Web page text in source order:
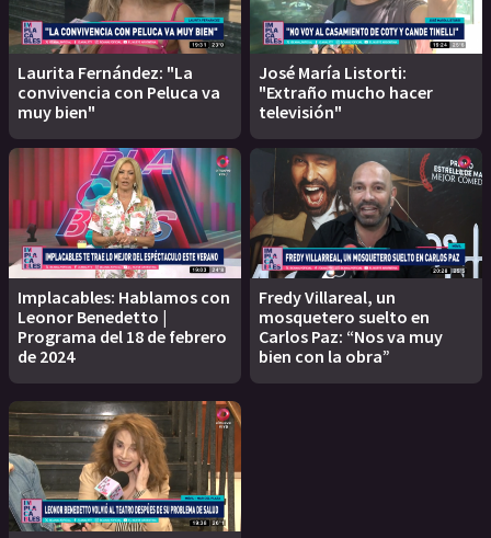
Laurita Fernández: "La
convivencia con Peluca va
muy bien"
José María Listorti:
"Extraño mucho hacer
televisión"
Implacables: Hablamos con
Leonor Benedetto |
Programa del 18 de febrero
de 2024
Fredy Villareal, un
mosquetero suelto en
Carlos Paz: “Nos va muy
bien con la obra”